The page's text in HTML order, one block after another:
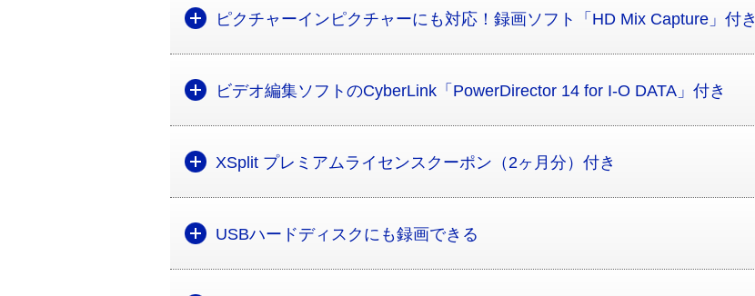
ピクチャーインピクチャーにも対応！録画ソフト「HD Mix Capture」付き
ビデオ編集ソフトのCyberLink「PowerDirector 14 for I-O DATA」付き
XSplit プレミアムライセンスクーポン（2ヶ月分）付き
USBハードディスクにも録画できる